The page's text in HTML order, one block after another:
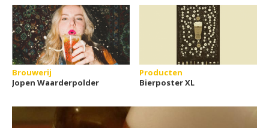
Brouwerij
Jopen Waarderpolder
Producten
Bierposter XL